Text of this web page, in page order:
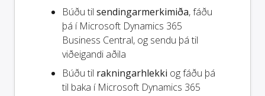
Búðu til sendingarmerkimiða, fáðu
þá í Microsoft Dynamics 365
Business Central, og sendu þá til
viðeigandi aðila
Búðu til rakningarhlekki og fáðu þá
til baka í Microsoft Dynamics 365